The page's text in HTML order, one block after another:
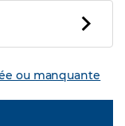
ou manquante